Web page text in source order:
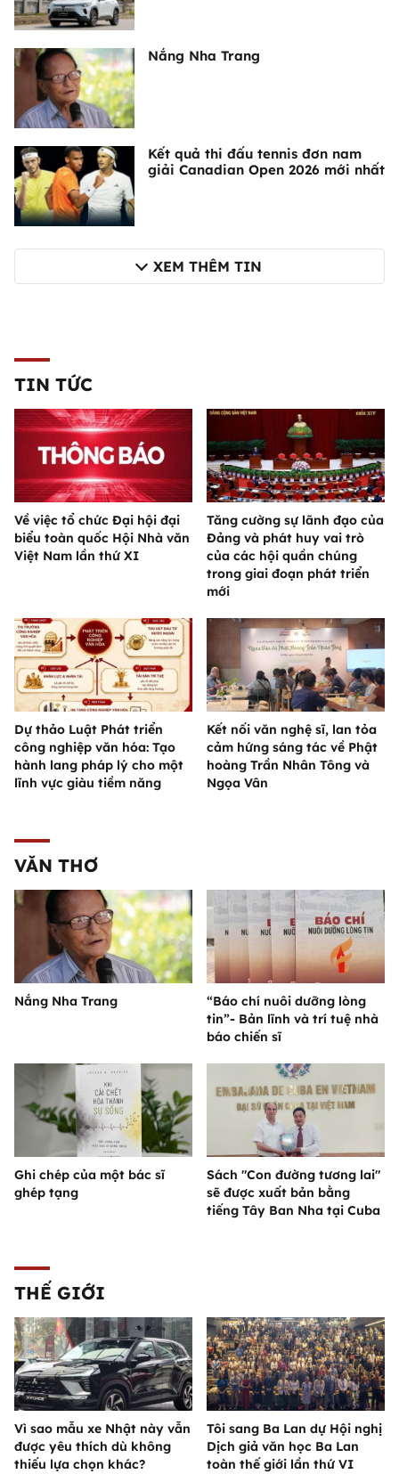
Nắng Nha Trang
Kết quả thi đấu tennis đơn nam
giải Canadian Open 2026 mới nhất
XEM THÊM TIN
TIN TỨC
Về việc tổ chức Đại hội đại
biểu toàn quốc Hội Nhà văn
Việt Nam lần thứ XI
Tăng cường sự lãnh đạo của
Đảng và phát huy vai trò
của các hội quần chúng
trong giai đoạn phát triển
mới
Dự thảo Luật Phát triển
công nghiệp văn hóa: Tạo
hành lang pháp lý cho một
lĩnh vực giàu tiềm năng
Kết nối văn nghệ sĩ, lan tỏa
cảm hứng sáng tác về Phật
hoàng Trần Nhân Tông và
Ngọa Vân
VĂN THƠ
Nắng Nha Trang
“Báo chí nuôi dưỡng lòng
tin”- Bản lĩnh và trí tuệ nhà
báo chiến sĩ
Ghi chép của một bác sĩ
ghép tạng
Sách "Con đường tương lai"
sẽ được xuất bản bằng
tiếng Tây Ban Nha tại Cuba
THẾ GIỚI
Vì sao mẫu xe Nhật này vẫn
được yêu thích dù không
thiếu lựa chọn khác?
Tôi sang Ba Lan dự Hội nghị
Dịch giả văn học Ba Lan
toàn thế giới lần thứ VI